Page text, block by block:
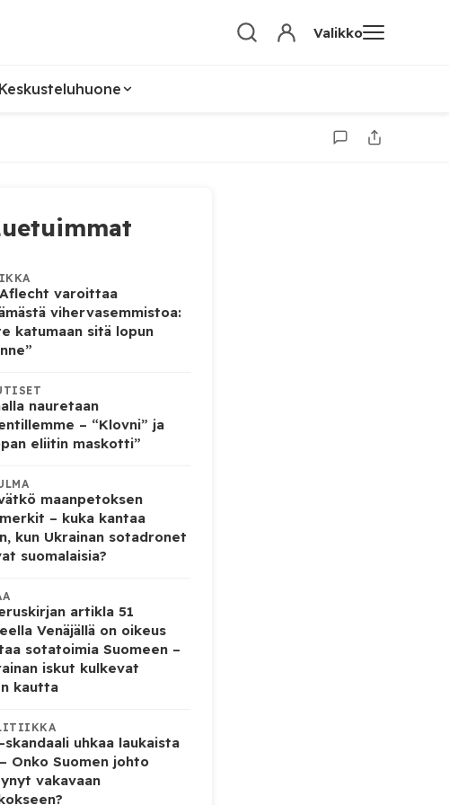
Valikko
Keskusteluhuone
varoittaa
vihervasemmistoa:
katumaan sitä lopun
nauretaan
– “Klovni” ja
eliitin maskotti”
maanpetoksen
– kuka kantaa
kun Ukrainan sotadronet
suomalaisia?
artikla 51
Venäjällä on oikeus
sotatoimia Suomeen –
iskut kulkevat
kautta
skandaali uhkaa laukaista
Onko Suomen johto
vakavaan